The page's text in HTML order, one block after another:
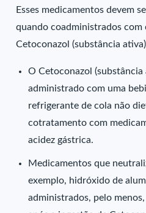
Esses medicamentos devem
quando coadministrados com
Cetoconazol (substância
O Cetoconazol (substância
administrado com uma
refrigerante de cola não
cotratamento com
acidez gástrica.
Medicamentos que
exemplo, hidróxido de
administrados, pelo